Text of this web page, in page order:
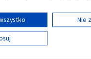
substancji
po alkoholu),
działają pobudzająco
(11 dostawców
w następujących celach:
IAB:
Nie